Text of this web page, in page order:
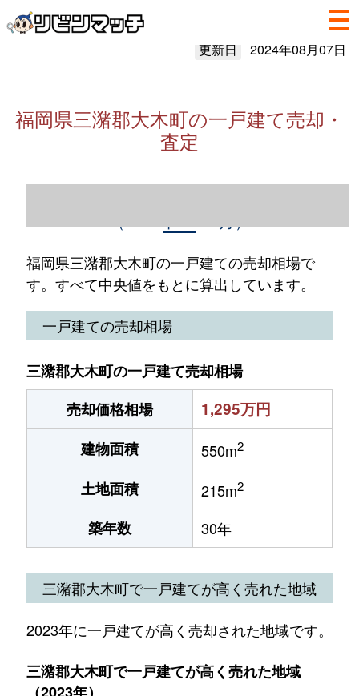
更新日 2024年08月07日
福岡県三潴郡大木町の一戸建て売却・
査定
福岡県三潴郡大木町の一戸建ての売却相場で
す。すべて中央値をもとに算出しています。
一戸建ての売却相場
三潴郡大木町の一戸建て売却相場
売却価格相場
1,295万円
建物面積 550m2
土地面積 215m2
築年数 30年
三潴郡大木町で一戸建てが高く売れた地域
2023年に一戸建てが高く売却された地域です。
三潴郡大木町で一戸建てが高く売れた地域
（2023年）